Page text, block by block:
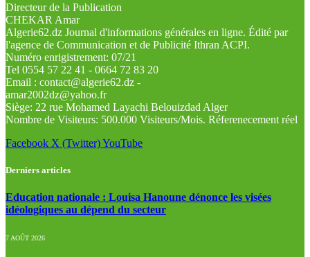
Directeur de la Publication
CHEKAR Amar
Algerie62.dz Journal d'informations générales en ligne. Édité par
l'agence de Communication et de Publicité Ithran ACPI.
Numéro enrigistrement: 07/21
Tel 0554 57 22 41 - 0664 72 83 20
Email : contact@algerie62.dz -
amar2002dz@yahoo.fr
Siège: 22 rue Mohamed Layachi Belouizdad Alger
Nombre de Visiteurs: 500.000 Visiteurs/Mois. Réferenecement réel
Facebook X (Twitter)YouTube
Derniers articles
Education nationale : Louisa Hanoune dénonce les visées
idéologiques au dépend du secteur
7 AOÛT 2026